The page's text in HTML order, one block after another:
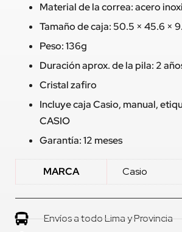
Material de la correa: acero
Tamaño de caja: 50.5 × 45.6 ×
Peso: 136g
Duración aprox. de la pila: 2
Cristal zafiro
Incluye caja Casio, manual,
CASIO
Garantía: 12 meses
MARCA Casio
Envíos a todo Lima y Provincia